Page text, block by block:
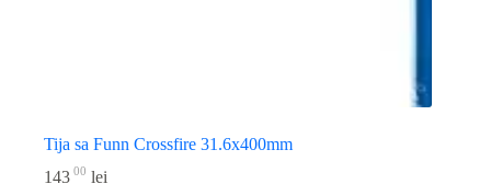
Tija sa Funn Crossfire 31.6x400mm
143 00 lei